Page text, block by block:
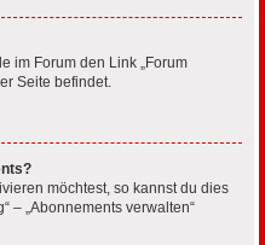
im Forum den Link „Forum
Seite befindet.
möchtest, so kannst du dies
– „Abonnements verwalten“